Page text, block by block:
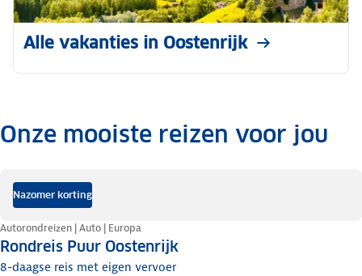
Alle vakanties in Oostenrijk
.Onze mooiste reizen voor jou
Nazomer korting
Rondreis Puur Oostenrijk
Autorondreizen | Auto | Europa
8-daagse reis met eigen vervoer